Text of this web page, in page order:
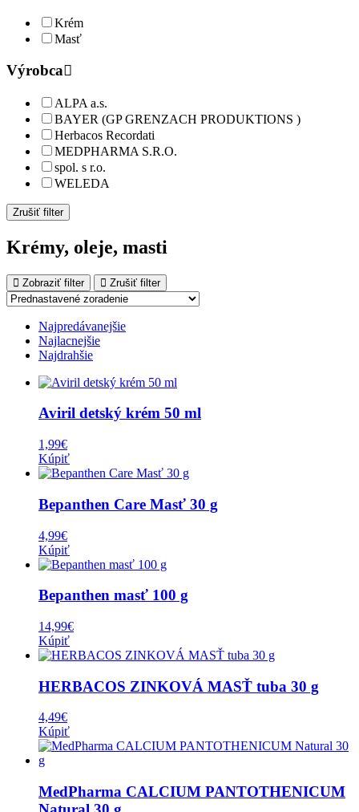
Krém
Masť
Výrobca
ALPA a.s.
BAYER (GP GRENZACH PRODUKTIONS )
Herbacos Recordati
MEDPHARMA S.R.O.
spol. s r.o.
WELEDA
Zrušiť filter
Krémy, oleje, masti
Zobraziť filter Zrušiť filter
Najpredávanejšie
Najlacnejšie
Najdrahšie
Aviril detský krém 50 ml
1,99€
Kúpiť
Bepanthen Care Masť 30 g
4,99€
Kúpiť
Bepanthen masť 100 g
14,99€
Kúpiť
HERBACOS ZINKOVÁ MASŤ tuba 30 g
4,49€
Kúpiť
MedPharma CALCIUM PANTOTHENICUM